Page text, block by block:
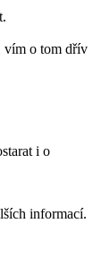
vím o tom dřív
i o
informací.